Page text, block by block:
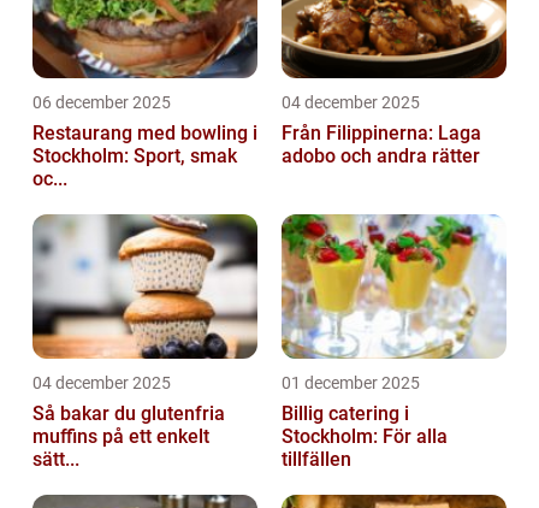
06 december 2025
Restaurang med bowling i
Stockholm: Sport, smak
oc...
04 december 2025
Från Filippinerna: Laga
adobo och andra rätter
04 december 2025
Så bakar du glutenfria
muffins på ett enkelt
sätt...
01 december 2025
Billig catering i
Stockholm: För alla
tillfällen